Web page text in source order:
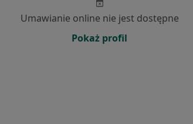
Umawianie online nie jest dostępne
Pokaż profil